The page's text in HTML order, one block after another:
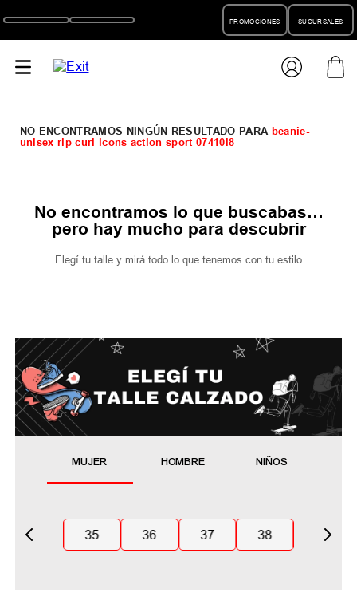
PROMOCIONES SUCURSALES
beanie-
unisex-rip-curl-icons-action-sport-07410l8
No encontramos lo que buscabas…
pero hay mucho para descubrir
Elegí tu talle y mirá todo lo que tenemos con tu estilo
MUJER HOMBRE NIÑOS
35 36 37 38